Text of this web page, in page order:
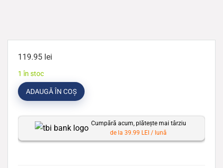
119.95 lei
1 în stoc
ADAUGĂ ÎN COȘ
Cumpără acum, plătește mai târziu
de la 39.99 LEI / lună